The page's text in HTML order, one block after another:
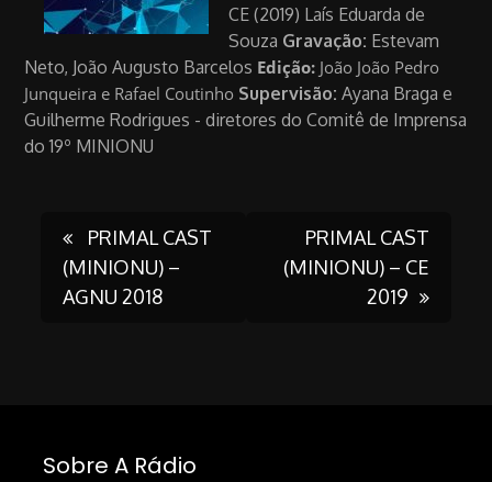
CE (2019) Laís Eduarda de
Souza Gravação: Estevam
Neto, João Augusto Barcelos Edição: João João Pedro
Junqueira e Rafael Coutinho Supervisão: Ayana Braga e
Guilherme Rodrigues - diretores do Comitê de Imprensa
do 19º MINIONU
Post
PRIMAL CAST
(MINIONU) –
AGNU 2018
PRIMAL CAST
(MINIONU) – CE
2019
Sobre A Rádio